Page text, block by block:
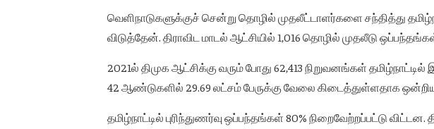
வெளிநாடுகளுக்குச் சென்று தொழில் முதலீட்டாளர்களை சந்தித்து
விடுத்தேன். திராவிட மாடல் ஆட்சியில் 1,016 தொழில் முதலீடு
2021ல் திமுக ஆட்சிக்கு வரும் போது 62,413 நிறுவனங்கள்
42 ஆண்டுகளில் 29.69 லட்சம் பேருக்கு வேலை கிடைத்துள்ளதாக ஒன்றிய
தமிழ்நாட்டில் புரிந்துணர்வு ஒப்பந்தங்கள் 80% நிறைவேற்றப்பட்டு விட்டன.